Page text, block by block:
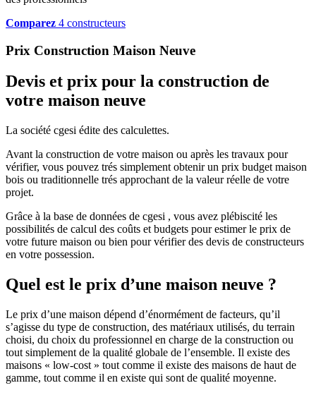
Comparez 4 constructeurs
Prix Construction Maison Neuve
Devis et prix pour la construction de
votre maison neuve
La société cgesi édite des calculettes.
Avant la construction de votre maison ou après les travaux pour
vérifier, vous pouvez trés simplement obtenir un prix budget maison
bois ou traditionnelle trés approchant de la valeur réelle de votre
projet.
Grâce à la base de données de cgesi , vous avez plébiscité les
possibilités de calcul des coûts et budgets pour estimer le prix de
votre future maison ou bien pour vérifier des devis de constructeurs
en votre possession.
Quel est le prix d’une maison neuve ?
Le prix d’une maison dépend d’énormément de facteurs, qu’il
s’agisse du type de construction, des matériaux utilisés, du terrain
choisi, du choix du professionnel en charge de la construction ou
tout simplement de la qualité globale de l’ensemble. Il existe des
maisons « low-cost » tout comme il existe des maisons de haut de
gamme, tout comme il en existe qui sont de qualité moyenne.